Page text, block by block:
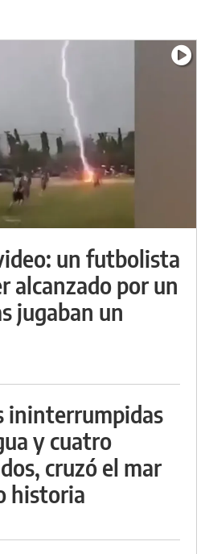
un futbolista
alcanzado por un
jugaban un
ininterrumpidas
y cuatro
cruzó el mar
historia